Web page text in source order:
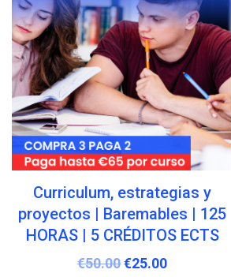
Materiales didácticos y
diseños tecnopedagógicos |
Baremables | 125 HORAS | 5
CRÉDITOS ECTS